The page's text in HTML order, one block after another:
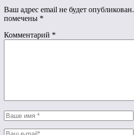
Ваш адрес email не будет опубликован.
помечены *
Комментарий *